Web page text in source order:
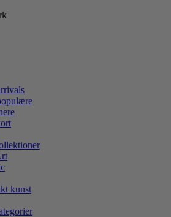
kunst